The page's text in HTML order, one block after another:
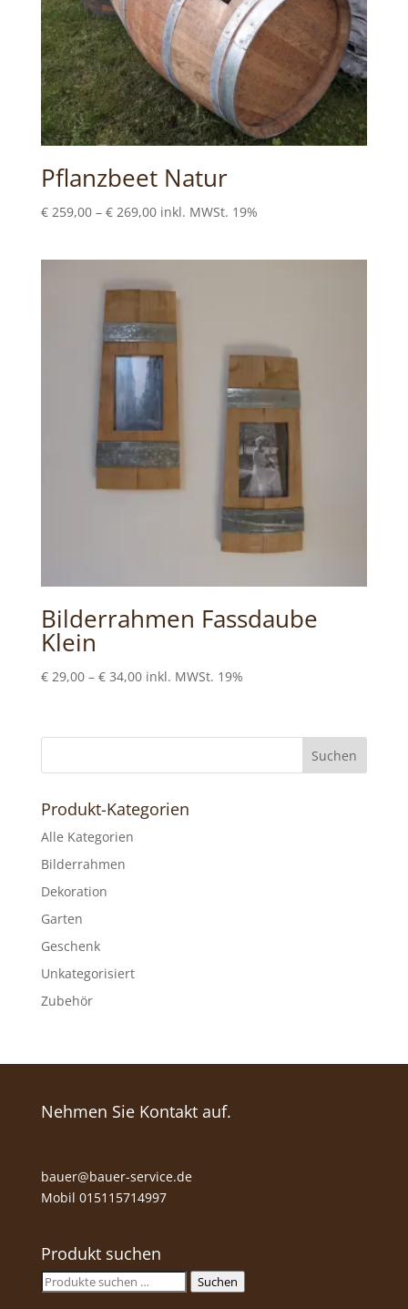
Pflanzbeet Natur
€ 259,00 – € 269,00Preisspanne:
inkl. MWSt. 19%
Bilderrahmen Fassdaube
Klein
€ 29,00 – € 34,00Preisspanne:
€34,00
inkl. MWSt. 19%
Produkt-Kategorien
Alle Kategorien
Bilderrahmen
Dekoration
Garten
Geschenk
Unkategorisiert
Zubehör
Nehmen Sie Kontakt auf.
bauer@bauer-service.de
Mobil 015115714997
Produkt suchen
Suche
Suchen